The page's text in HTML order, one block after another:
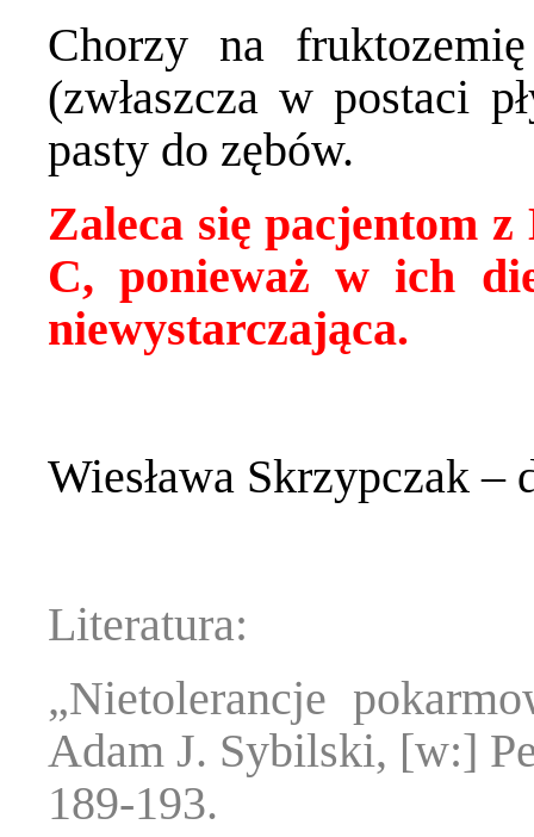
Chorzy na
(zwłaszcza w postaci
pasty do zębów.
Zaleca się pacjentom
C, ponieważ w ich
niewystarczająca.
Wiesława Skrzypczak –
Literatura:
„Nietolerancje
Adam J. Sybilski, [w:]
189-193.